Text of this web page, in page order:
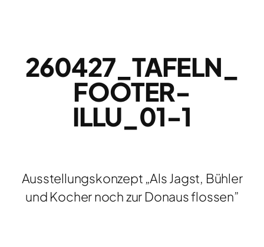
260427_TAFELN_
FOOTER-
ILLU_01-1
Ausstellungskonzept „Als Jagst, Bühler
und Kocher noch zur Donaus flossen”